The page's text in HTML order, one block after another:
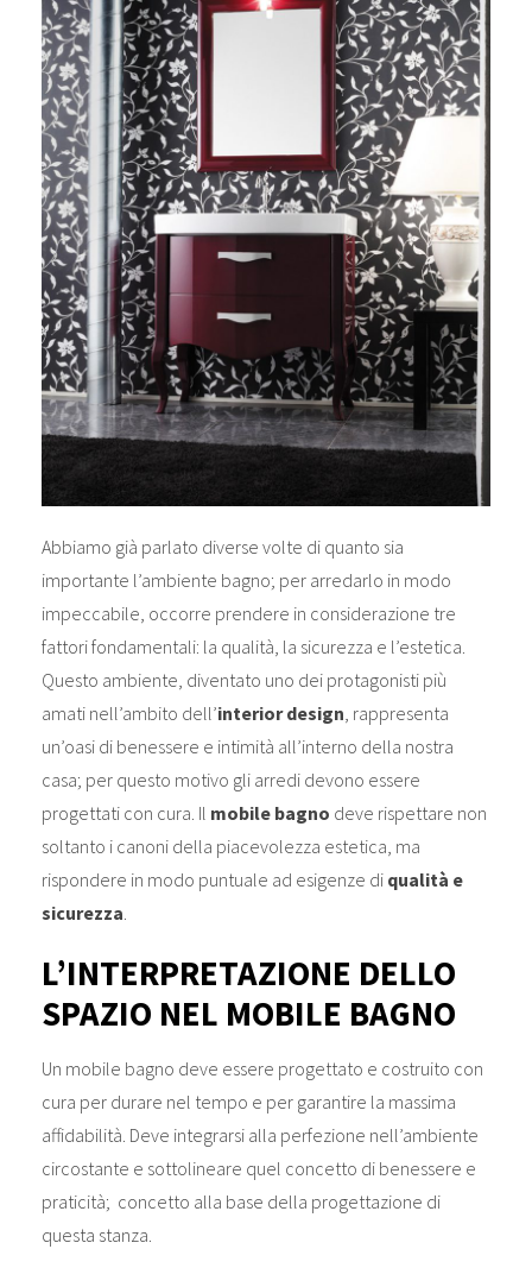
Abbiamo già parlato diverse volte di quanto sia
importante l’ambiente bagno; per arredarlo in modo
impeccabile, occorre prendere in considerazione tre
fattori fondamentali: la qualità, la sicurezza e l’estetica.
Questo ambiente, diventato uno dei protagonisti più
amati nell’ambito dell’interior design , rappresenta
un’oasi di benessere e intimità all’interno della nostra
casa; per questo motivo gli arredi devono essere
progettati con cura. Il mobile bagno deve rispettare non
soltanto i canoni della piacevolezza estetica, ma
rispondere in modo puntuale ad esigenze di qualità e
sicurezza
L’INTERPRETAZIONE DELLO
SPAZIO NEL MOBILE BAGNO
Un mobile bagno deve essere progettato e costruito con
cura per durare nel tempo e per garantire la massima
affidabilità. Deve integrarsi alla perfezione nell’ambiente
circostante e sottolineare quel concetto di benessere e
praticità; concetto alla base della progettazione di
questa stanza.